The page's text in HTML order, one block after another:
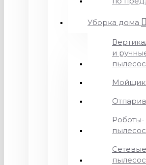
Уборка дома
и
Роботы-
Сетевые